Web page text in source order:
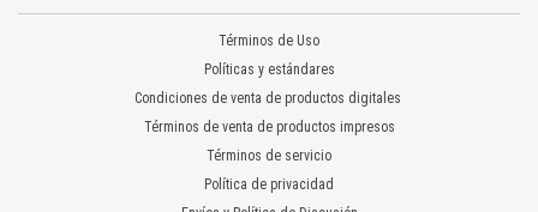
Términos de Uso
Políticas y estándares
Condiciones de venta de productos digitales
Términos de venta de productos impresos
Términos de servicio
Política de privacidad